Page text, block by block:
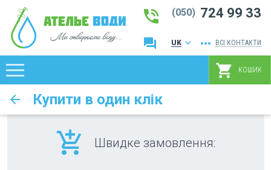
UK keyboard_arrow_down
RU
phone_in_talk (050) 724 99 33
question_answer more_horiz ВСІ КОНТАКТИ
shopping_cart КОШИК
Купити в один клік
arrow_back
add_shopping_cart Швидке замовлення: